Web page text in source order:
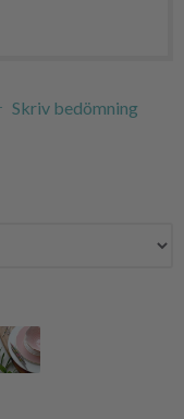
Skriv bedömning